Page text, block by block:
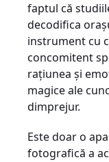
faptul că
decodifica
instrument cu
concomitent
raţiunea şi
magice ale
dimprejur.
Este doar o
fotografică a